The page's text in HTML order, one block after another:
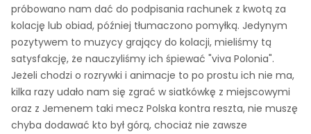
próbowano nam dać do podpisania rachunek z kwotą za
kolację lub obiad, później tłumaczono pomyłką. Jedynym
pozytywem to muzycy grający do kolacji, mieliśmy tą
satysfakcję, że nauczyliśmy ich śpiewać "viva Polonia".
Jeżeli chodzi o rozrywki i animacje to po prostu ich nie ma,
kilka razy udało nam się zgrać w siatkówkę z miejscowymi
oraz z Jemenem taki mecz Polska kontra reszta, nie muszę
chyba dodawać kto był górą, chociaż nie zawsze